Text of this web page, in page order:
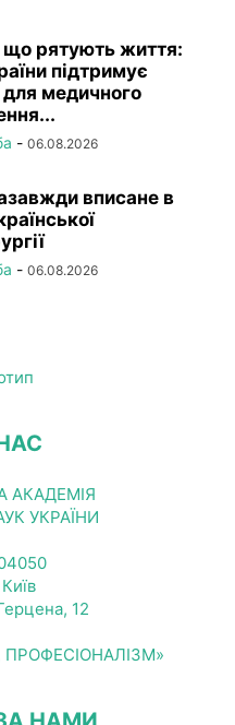
що рятують життя:
підтримує
медичного
- 06.08.2026
вписане в
- 06.08.2026
АКАДЕМІЯ
УКРАЇНИ
12